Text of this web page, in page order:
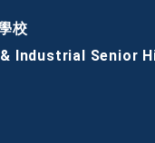
校
Industrial Senior